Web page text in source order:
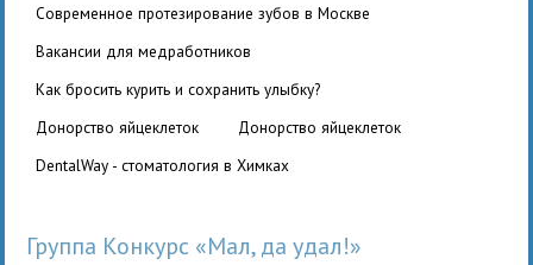
Современное протезирование зубов в Москве
вакансии для медработников
Как бросить курить и сохранить улыбку?
Донорство яйцеклеток
Донорство яйцеклеток
DentalWay - стоматология в Химках
Группа Конкурс «Мал, да удал!»